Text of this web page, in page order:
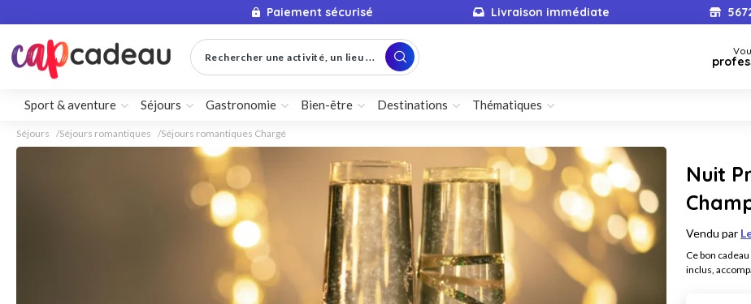
Paiement sécurisé Livraison immédiate
Rechercher une activité, un lieu ...
Sport & aventure Séjours Gastronomie Bien-être Destinations Thématiques
Séjours Séjours romantiques Séjours romantiques Chargé
Nuit
Vendu par
Ce bon
inclus,